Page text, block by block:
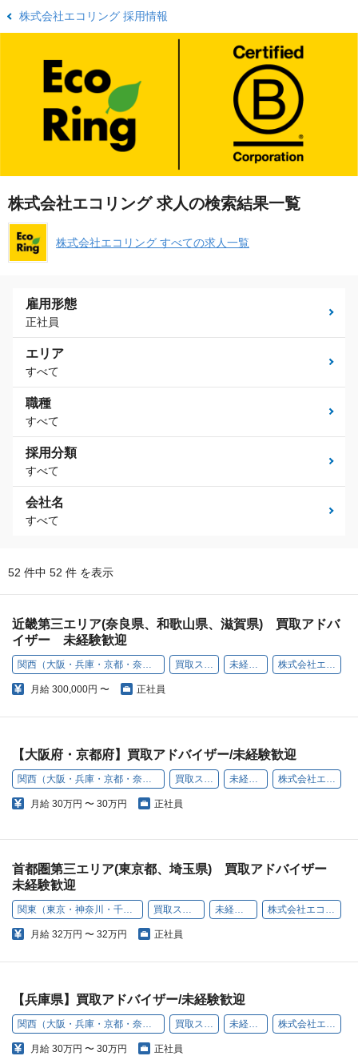
株式会社エコリング 採用情報
株式会社エコリング 求人の検索結果一覧
株式会社エコリング すべての求人一覧
雇用形態
正社員
エリア
すべて
職種
すべて
採用分類
すべて
会社名
すべて
52 件中 52 件 を表示
近畿第三エリア(奈良県、和歌山県、滋賀県) 買取アドバ
イザー 未経験歓迎
関西（大阪・兵庫・京都・奈良・和歌山・滋賀） 買取スタッフ 未経験歓迎 株式会社エコリング
月給 300,000円 〜 正社員
【大阪府・京都府】買取アドバイザー/未経験歓迎
関西（大阪・兵庫・京都・奈良・和歌山・滋賀） 買取スタッフ 未経験歓迎 株式会社エコリング
月給 30万円 〜 30万円 正社員
首都圏第三エリア(東京都、埼玉県) 買取アドバイザー
未経験歓迎
関東（東京・神奈川・千葉・埼玉） 買取スタッフ 未経験歓迎 株式会社エコリング
月給 32万円 〜 32万円 正社員
【兵庫県】買取アドバイザー/未経験歓迎
関西（大阪・兵庫・京都・奈良・和歌山・滋賀） 買取スタッフ 未経験歓迎 株式会社エコリング
月給 30万円 〜 30万円 正社員